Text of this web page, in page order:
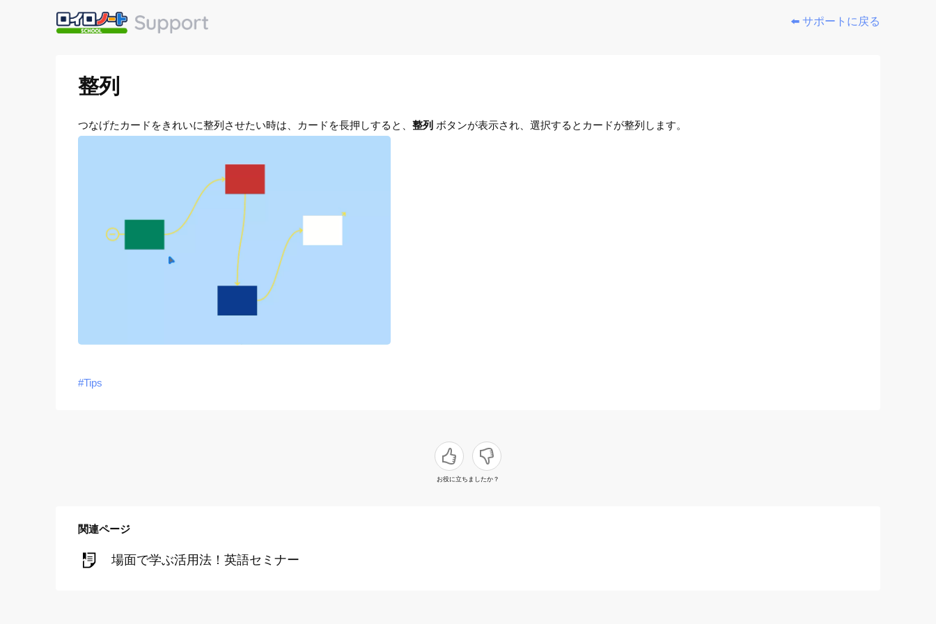
⬅️ サポートに戻る
整列
つなげたカードをきれいに整列させたい時は、カードを長押しすると、 整列 ボタンが表示され、選択するとカードが整列します。
#Tips
お役に立ちましたか？
関連ページ
場面で学ぶ活用法！英語セミナー